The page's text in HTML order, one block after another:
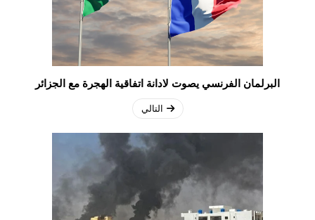
البرلمان الفرنسي يصوت لادانة اتفاقية الهجرة مع الجزائر
التالي